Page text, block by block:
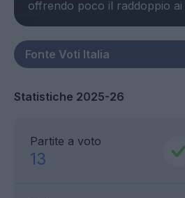
Statistiche 2025-26
Partite a voto
13